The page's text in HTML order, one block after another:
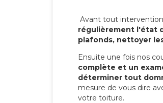
Avant tout
régulièrement l'état
plafonds, nettoyer
Ensuite une fois nos
complète et un
déterminer tout
mesure de vous dire
votre toiture.